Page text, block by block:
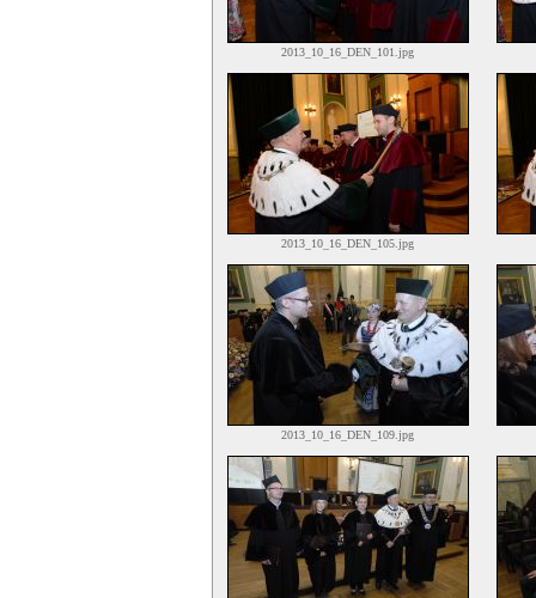
2013_10_16_DEN_101.jpg
2013_10_16_DEN_105.jpg
2013_10_16_DEN_109.jpg